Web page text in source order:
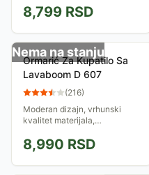
8,799 RSD
Nema na stanju
Ormarić Za Kupatilo Sa
Lavaboom D 607
(216)
Moderan dizajn, vrhunski
kvalitet materijala,
izrade. Ormarić dolazi sa
Idevit lavaboom koga
karakteriše visoki kvalitet i...
8,990 RSD